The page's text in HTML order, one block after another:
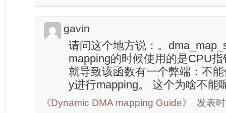
gavin
请问这个地方说：。
mapping的时候使用的是CPU
就导致该函数有一个弊端：不
y进行mapping。 这个为啥不能
《Dynamic DMA mapping Guide》 发表